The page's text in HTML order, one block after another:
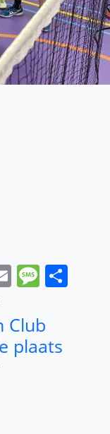
Email
Club
plaats